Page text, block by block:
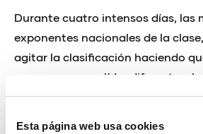
Esta página web usa cookies
Durante cuatro intensos días, las
exponentes nacionales de la
agitar la clasificación haciendo
cerrara con una líder diferente y
muy ajustada.
En el arranque fue Martina Reino